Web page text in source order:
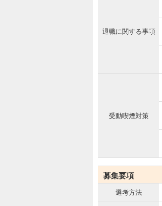
退職に関する事項
受動喫煙対策
募集要項
選考方法